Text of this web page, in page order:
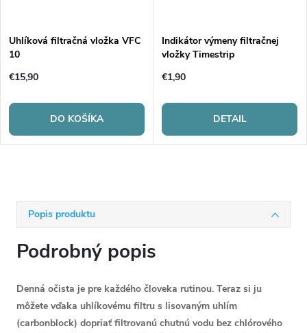
Popis produktu
Podrobný popis
Denná očista je pre každého človeka rutinou. Teraz si ju
môžete vďaka uhlíkovému filtru s lisovaným uhlím
(carbonblock) dopriať filtrovanú chutnú vodu bez chlórového
Uhlíková filtračná vložka VFC
10
€15,90
DO KOŠÍKA
Indikátor výmeny filtračnej
vložky Timestrip
€1,90
DETAIL